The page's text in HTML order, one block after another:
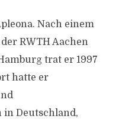
Nach einem
RWTH Aachen
trat er 1997
hatte er
in Deutschland,